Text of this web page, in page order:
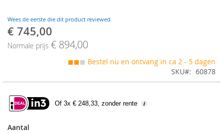
Wees de eerste die dit product reviewed
Speciale
€ 745,00
Normale prijs € 894,00
◼◼◼ Bestel nu en ontvang in ca 2 - 5 dagen
SKU
60878
Of 3x € 248,33, zonder rente
Aantal